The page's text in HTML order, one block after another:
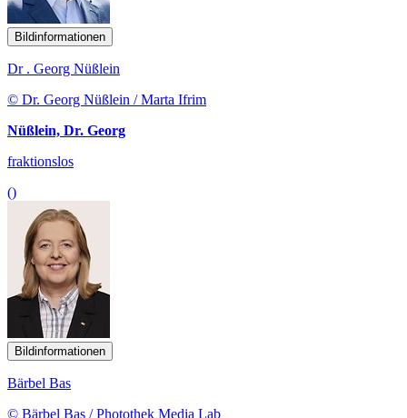
Bildinformationen
Dr . Georg Nüßlein
© Dr. Georg Nüßlein / Marta Ifrim
Nüßlein, Dr. Georg
fraktionslos
()
Bildinformationen
Bärbel Bas
© Bärbel Bas / Photothek Media Lab